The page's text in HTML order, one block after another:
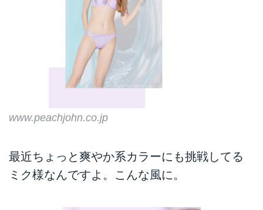
www.peachjohn.co.jp
最近ちょっと爽やか系カラーにも挑戦してる
ミク様なんですよ。こんな風に。